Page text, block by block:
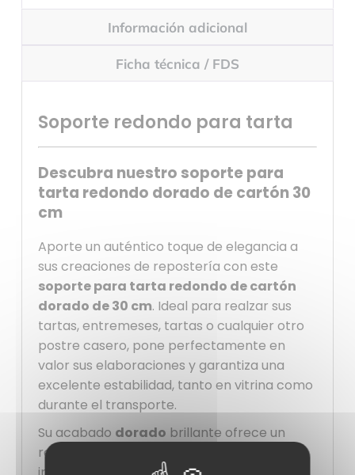
Información adicional
Ficha técnica / FDS
Soporte redondo para tarta
Descubra nuestro soporte para
tarta redondo dorado de cartón 30
cm
Aporte un auténtico toque de elegancia a
sus creaciones de repostería con este
soporte para tarta redondo de cartón
dorado de 30 cm. Ideal para realzar sus
tartas, entremeses, tartas o cualquier otro
postre casero, pone perfectamente en
valor sus elaboraciones y garantiza una
excelente estabilidad, tanto en vitrina como
durante el transporte.
Su acabado dorado brillante ofrece un
resultado chic y profesional que atrae